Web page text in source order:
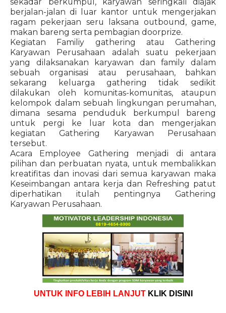
berjalan-jalan di luar kantor untuk mengerjakan
ragam pekerjaan seru laksana outbound, game,
makan bareng serta pembagian doorprize.
Kegiatan Familiy gathering atau Gathering
Karyawan Perusahaan adalah suatu pekerjaan
yang dilaksanakan karyawan dan family dalam
sebuah organisasi atau perusahaan, bahkan
sekarang keluarga gathering tidak sedikit
dilakukan oleh komunitas-komunitas, ataupun
kelompok dalam sebuah lingkungan perumahan,
dimana sesama penduduk berkumpul bareng
untuk pergi ke luar kota dan mengerjakan
kegiatan Gathering Karyawan Perusahaan
tersebut.
Acara Employee Gathering menjadi di antara
pilihan dan perbuatan nyata, untuk membalikkan
kreatifitas dan inovasi dari semua karyawan maka
Keseimbangan antara kerja dan Refreshing patut
diperhatikan itulah pentingnya Gathering
Karyawan Perusahaan.
UNTUK INFO LEBIH LANJUT KLIK DISINI